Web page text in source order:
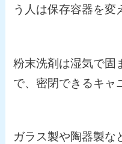
う人は保存容器を変
粉末洗剤は湿気で固
で、密閉できるキャ
ガラス製や陶器製な